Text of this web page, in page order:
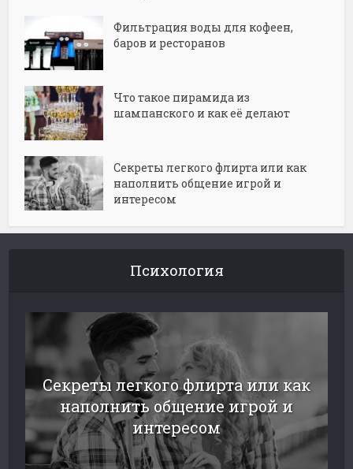
Фильтрация воды для кофеен,
баров и ресторанов
Что такое пирамида из
шампанского и как её делают
Секреты легкого флирта или как
наполнить общение игрой и
интересом
Психология
Секреты легкого флирта или как
наполнить общение игрой и
интересом